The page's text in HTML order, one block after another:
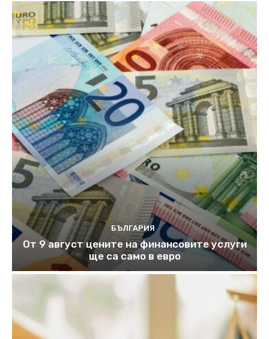
БЪЛГАРИЯ
От 9 август цените на финансовите услуги
ще са само в евро